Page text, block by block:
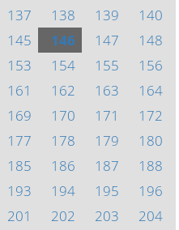
137 138 139
140
145 146 147
148
153 154 155
156
161 162 163
164
169 170 171
172
177 178 179
180
185 186 187
188
193 194 195
196
201 202 203
204